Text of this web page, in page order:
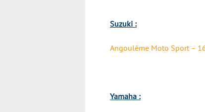
Suzuki :
Angoulême Moto Sport –
Yamaha :